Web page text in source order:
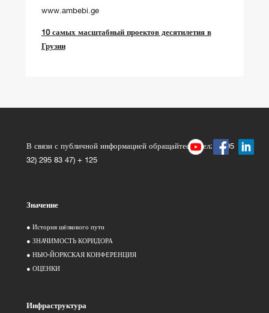
www.ambebi.ge
10 самых масштабный проектов десятилетия в
Грузии
В связи с публичной информацией обращайтесь: Тел: (+995
32) 295 83 47) + 125
Значение
● История шёлкового пути
● ЗНАЧИМОСТЬ КОРИДОРА
● НЬЮ-ЙОРКСКАЯ КОНФЕРЕНЦИЯ
● ОЦЕНКИ
Инфраструктура